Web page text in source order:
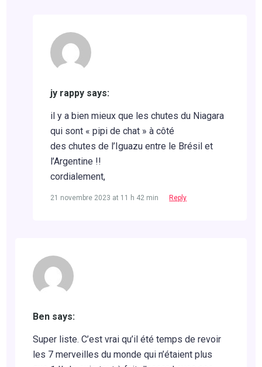
jy rappy says:
il y a bien mieux que les chutes du Niagara
qui sont « pipi de chat » à côté
des chutes de l’Iguazu entre le Brésil et
l’Argentine !!
cordialement,
21 novembre 2023 at 11 h 42 min Reply
Ben says:
Super liste. C’est vrai qu’il été temps de revoir
les 7 merveilles du monde qui n’étaient plus